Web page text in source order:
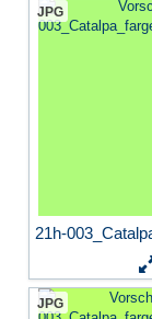
JPG
JPG